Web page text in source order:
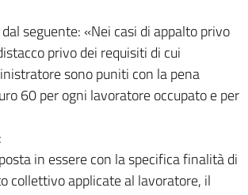
seguente: «Nei casi di appalto privo
privo dei requisiti di cui
sono puniti con la pena
60 per ogni lavoratore occupato e per
in essere con la specifica finalità di
collettivo applicate al lavoratore, il